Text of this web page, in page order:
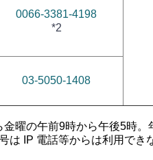
0066-3381-4198
*2
03-5050-1408
曜の午前9時から午後5時。
は IP 電話等からは利用でき